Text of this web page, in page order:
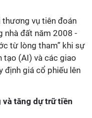
vụ tiên đoán
nhà đất năm 2008 -
từ lòng tham” khi sự
tạo (AI) và các giao
định giá cổ phiếu lên
tăng dự trữ tiền